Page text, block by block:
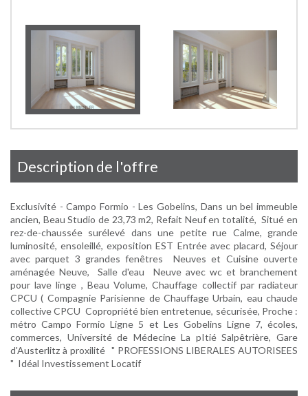
description de l'offre
Exclusivité - Campo Formio - Les Gobelins, Dans un bel immeuble
ancien, Beau Studio de 23,73 m2, Refait Neuf en totalité, Situé en
rez-de-chaussée surélevé dans une petite rue Calme, grande
luminosité, ensoleillé, exposition EST Entrée avec placard, Séjour
avec parquet 3 grandes fenêtres Neuves et Cuisine ouverte
aménagée Neuve, Salle d'eau Neuve avec wc et branchement
pour lave linge , Beau Volume, Chauffage collectif par radiateur
CPCU ( Compagnie Parisienne de Chauffage Urbain, eau chaude
collective CPCU Copropriété bien entretenue, sécurisée, Proche :
métro Campo Formio Ligne 5 et Les Gobelins Ligne 7, écoles,
commerces, Université de Médecine La pItié Salpêtrière, Gare
d'Austerlitz à proxilité " PROFESSIONS LIBERALES AUTORISEES
" Idéal Investissement Locatif